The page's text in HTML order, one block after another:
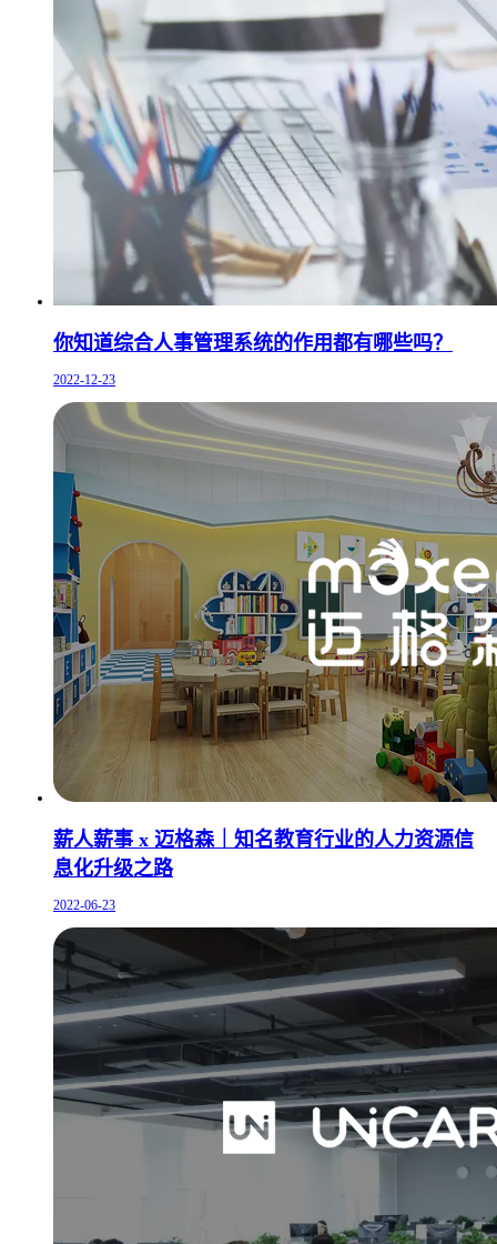
你知道综合人事管理系统的作用都有哪些吗？
2022-12-23
薪人薪事 x 迈格森｜知名教育行业的人力资源信
息化升级之路
2022-06-23